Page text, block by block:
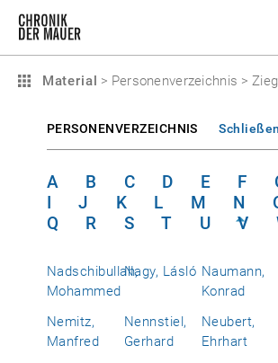
Material > Personenverzeichnis >
PERSONENVERZEICHNIS Schließen
A B C D E F
I
J K L M N
Q
R S T U V
Nadschibullah,
Mohammed
Nagy, Lásló Naumann,
Konrad
Nemitz,
Manfred
Nennstiel,
Gerhard
Neubert,
Ehrhart